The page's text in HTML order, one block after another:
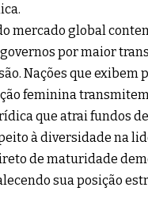
mercado global
por maior
Nações que
feminina
que atrai fundos
à diversidade na
de maturidade
sua posição